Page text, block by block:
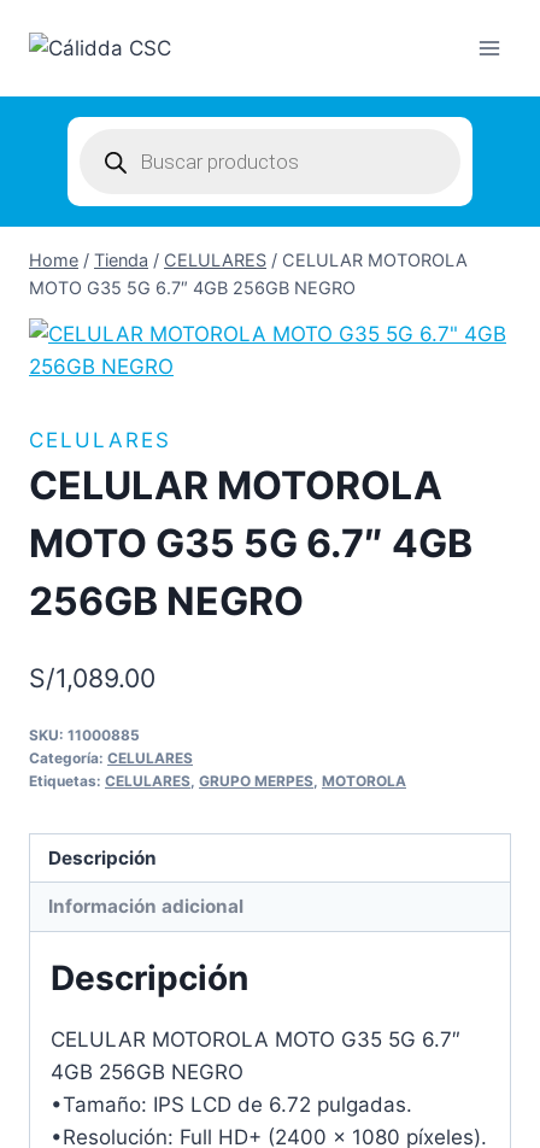
search
Home / Tienda / CELULARES / CELULAR MOTOROLA
MOTO G35 5G 6.7″ 4GB 256GB NEGRO
CELULARES
CELULAR MOTOROLA
MOTO G35 5G 6.7″ 4GB
256GB NEGRO
S/1,089.00
SKU: 11000885
Categoría: CELULARES
Etiquetas: CELULARES GRUPO MERPES MOTOROLA
Descripción
Información adicional
Descripción
CELULAR MOTOROLA MOTO G35 5G 6.7″
4GB 256GB NEGRO
•Tamaño: IPS LCD de 6.72 pulgadas.
•Resolución: Full HD+ (2400 x 1080 píxeles).